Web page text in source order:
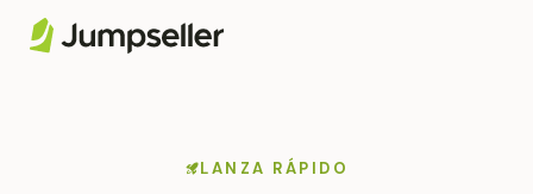
LANZA RÁPIDO